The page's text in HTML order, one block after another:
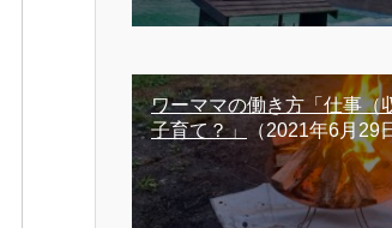
ワーママの働き方「仕事（
子育て？」
（2021年6月29